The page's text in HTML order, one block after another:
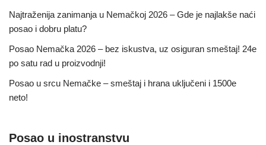
Najtraženija zanimanja u Nemačkoj 2026 – Gde je najlakše naći
posao i dobru platu?
Posao Nemačka 2026 – bez iskustva, uz osiguran smeštaj! 24e
po satu rad u proizvodnji!
Posao u srcu Nemačke – smeštaj i hrana uključeni i 1500e
neto!
Posao u inostranstvu